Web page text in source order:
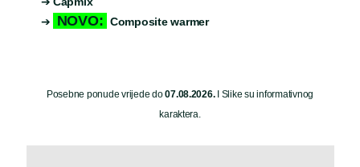
➔
NOVO: Composite warmer
Posebne ponude vrijede do07.08.2026.I Slike su informativnog
karaktera.